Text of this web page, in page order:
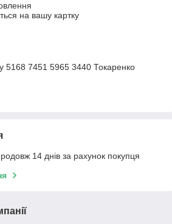
на вашу картку
5168 7451 5965 3440 Токаренко
14 днів за рахунок покупця